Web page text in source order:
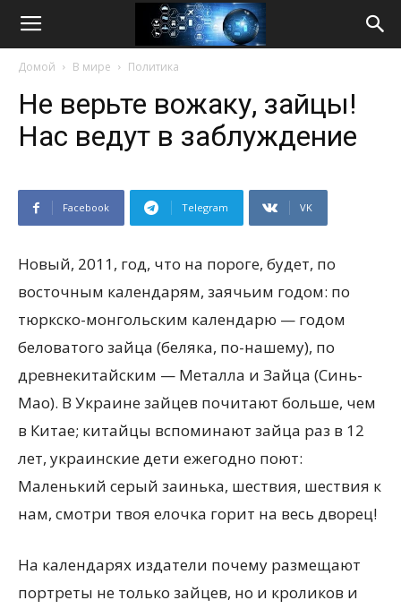
Life
Домой В мире Политика
Не верьте вожаку, зайцы!
Нас ведут в заблуждение
Facebook Telegram VK
Новый, 2011, год, что на пороге, будет, по
восточным календарям, заячьим годом: по
тюркско-монгольским календарю — годом
беловатого зайца (беляка, по-нашему), по
древнекитайским — Металла и Зайца (Синь-
Мао). В Украине зайцев почитают больше, чем
в Китае; китайцы вспоминают зайца раз в 12
лет, украинские дети ежегодно поют:
Маленький серый заинька, шествия, шествия к
нам, смотри твоя елочка горит на весь дворец!
На календарях издатели почему размещают
портреты не только зайцев, но и кроликов и